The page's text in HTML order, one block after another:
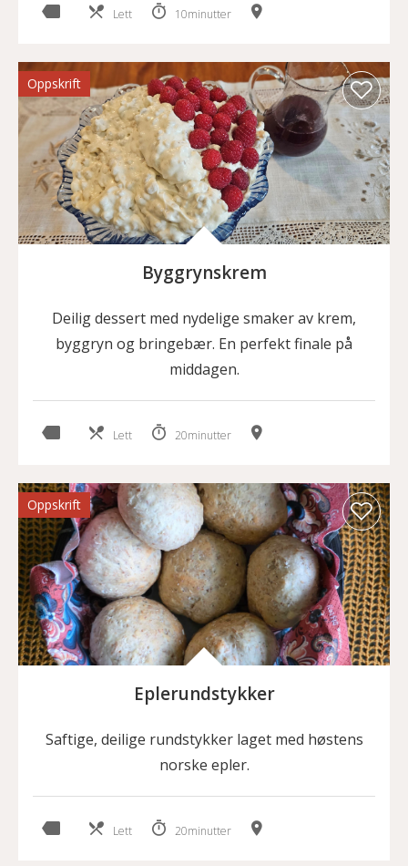
Lett 10minutter
Oppskrift
Byggrynskrem
Deilig dessert med nydelige smaker av krem,
byggryn og bringebær. En perfekt finale på
middagen.
Lett 20minutter
Oppskrift
Eplerundstykker
Saftige, deilige rundstykker laget med høstens
norske epler.
Lett 20minutter